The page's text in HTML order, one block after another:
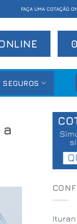
FAÇA UMA COTAÇÃO